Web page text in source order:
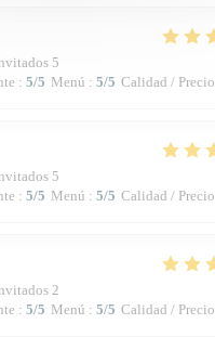
5
: 5/5 Menú : 5/5 Calidad / Precio
5
: 5/5 Menú : 5/5 Calidad / Precio
2
: 5/5 Menú : 5/5 Calidad / Precio